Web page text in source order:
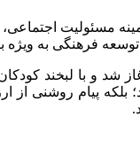
فرهنگی به ویژه
شد و با لبخند
بلکه پیام روشنی